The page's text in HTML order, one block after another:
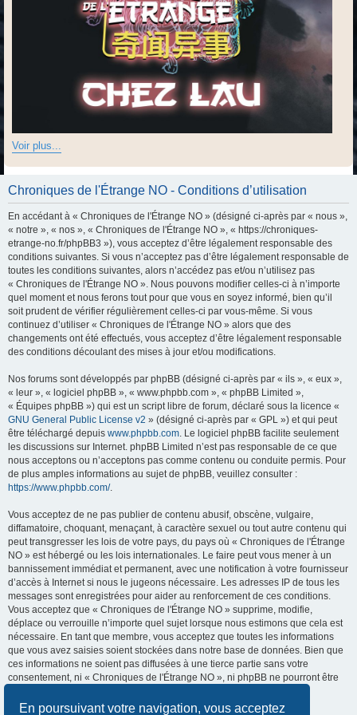
En poursuivant votre navigation, vous acceptez
Voir plus...
Chroniques de l'Étrange NO - Conditions d’utilisation
En accédant à « Chroniques de l'Étrange NO » (désigné ci-après par « nous »,
« notre », « nos », « Chroniques de l'Étrange NO », « https://chroniques-
etrange-no.fr/phpBB3 »), vous acceptez d’être légalement responsable des
conditions suivantes. Si vous n’acceptez pas d’être légalement responsable de
toutes les conditions suivantes, alors n’accédez pas et/ou n’utilisez pas
« Chroniques de l'Étrange NO ». Nous pouvons modifier celles-ci à n’importe
quel moment et nous ferons tout pour que vous en soyez informé, bien qu’il
soit prudent de vérifier régulièrement celles-ci par vous-même. Si vous
continuez d’utiliser « Chroniques de l'Étrange NO » alors que des
changements ont été effectués, vous acceptez d’être légalement responsable
des conditions découlant des mises à jour et/ou modifications.
Nos forums sont développés par phpBB (désigné ci-après par « ils », « eux »,
« leur », « logiciel phpBB », « www.phpbb.com », « phpBB Limited »,
« Équipes phpBB ») qui est un script libre de forum, déclaré sous la licence «
GNU General Public License v2 » (désigné ci-après par « GPL ») et qui peut
être téléchargé depuis www.phpbb.com . Le logiciel phpBB facilite seulement
les discussions sur Internet. phpBB Limited n’est pas responsable de ce que
nous acceptons ou n’acceptons pas comme contenu ou conduite permis. Pour
de plus amples informations au sujet de phpBB, veuillez consulter :
https://www.phpbb.com/.
Vous acceptez de ne pas publier de contenu abusif, obscène, vulgaire,
diffamatoire, choquant, menaçant, à caractère sexuel ou tout autre contenu qui
peut transgresser les lois de votre pays, du pays où « Chroniques de l'Étrange
NO » est hébergé ou les lois internationales. Le faire peut vous mener à un
bannissement immédiat et permanent, avec une notification à votre fournisseur
d’accès à Internet si nous le jugeons nécessaire. Les adresses IP de tous les
messages sont enregistrées pour aider au renforcement de ces conditions.
Vous acceptez que « Chroniques de l'Étrange NO » supprime, modifie,
déplace ou verrouille n’importe quel sujet lorsque nous estimons que cela est
nécessaire. En tant que membre, vous acceptez que toutes les informations
que vous avez saisies soient stockées dans notre base de données. Bien que
ces informations ne soient pas diffusées à une tierce partie sans votre
consentement, ni « Chroniques de l'Étrange NO », ni phpBB ne pourront être
compromettre les données.